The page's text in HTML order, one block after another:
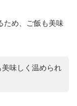
ため、ご飯も美味
味しく温められ